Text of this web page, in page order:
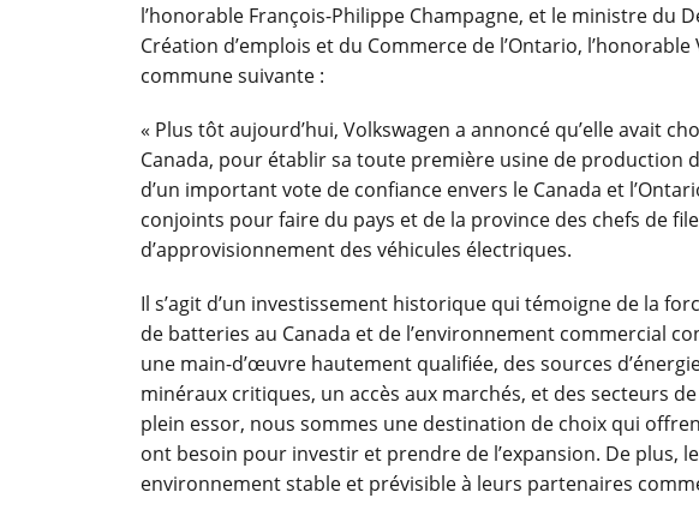
l’honorable François-Philippe Champagne, et le ministre du
Création d’emplois et du Commerce de l’Ontario,
commune suivante :
« Plus tôt aujourd’hui, Volkswagen a annoncé qu’elle avait
Canada, pour établir sa toute première usine de production
d’un important vote de confiance envers le Canada et
conjoints pour faire du pays et de la province des chefs de
d’approvisionnement des véhicules électriques.
Il s’agit d’un investissement historique qui témoigne de la
de batteries au Canada et de l’environnement commercial
une main-d’œuvre hautement qualifiée, des sources
minéraux critiques, un accès aux marchés, et des secteurs
plein essor, nous sommes une destination de choix qui
ont besoin pour investir et prendre de l’expansion. De plus,
environnement stable et prévisible à leurs partenaires